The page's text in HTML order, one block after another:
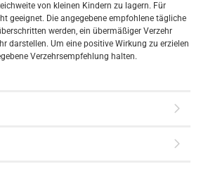
von kleinen Kindern zu lagern. Für
geeignet. Die angegebene empfohlene tägliche
werden, ein übermäßiger Verzehr
darstellen. Um eine positive Wirkung zu erzielen
Verzehrsempfehlung halten.